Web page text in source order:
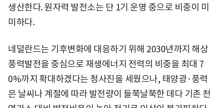
생산한다. 원자력 발전소는 단 1기 운영 중으로 비중이 미
미하다.
네덜란드는 기후변화에 대응하기 위해 2030년까지 해상
풍력발전을 중심으로 재생에너지 전력의 비중을 최대 7
0%까지 확대하겠다는 청사진을 세웠으나, 태양광·풍력
은 날씨나 계절에 따라 발전량이 들쭉날쭉한 데다 기존 천